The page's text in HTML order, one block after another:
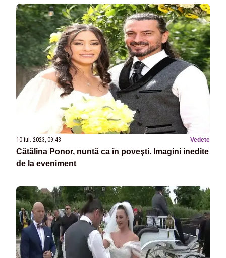
10 iul. 2023, 09:43 Vedete
Cătălina Ponor, nuntă ca în poveşti. Imagini inedite
de la eveniment